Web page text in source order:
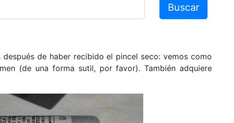
Buscar
de haber recibido el pincel seco: vemos como
(de una forma sutil, por favor). También adquiere